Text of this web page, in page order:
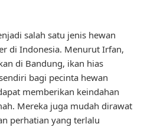
salah satu jenis hewan
di Indonesia. Menurut Irfan,
di Bandung, ikan hias
bagi pecinta hewan
memberikan keindahan
Mereka juga mudah dirawat
perhatian yang terlalu